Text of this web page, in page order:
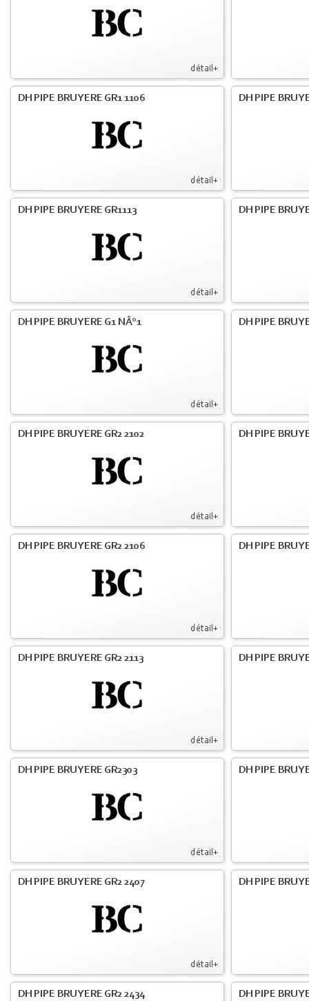
détail+
détail+
DH PIPE BRUYERE GR1 1106 DH PIPE
détail+
DH PIPE BRUYERE GR1113 DH PIPE
détail+
DH PIPE BRUYERE G1 NÂ°1 DH PIPE
détail+
DH PIPE BRUYERE GR2 2102 DH PIPE
détail+
DH PIPE BRUYERE GR2 2106 DH PIPE
détail+
DH PIPE BRUYERE GR2 2113 DH PIPE
détail+
DH PIPE BRUYERE GR2303 DH PIPE
détail+
DH PIPE BRUYERE GR2 2407 DH PIPE
DH PIPE BRUYERE GR2 2434 DH PIPE